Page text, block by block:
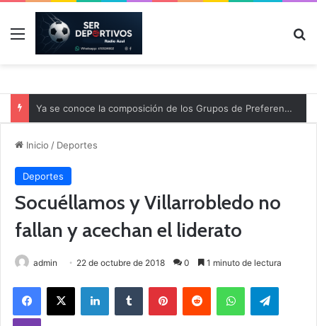
Menú
Ya se conoce la composición de los Grupos de Preferente y el calendario
Inicio / Deportes
Deportes
Socuéllamos y Villarrobledo no
fallan y acechan el liderato
admin 22 de octubre de 2018 0 1 minuto de lectura